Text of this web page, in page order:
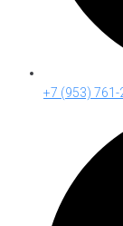
+7 (953) 761-